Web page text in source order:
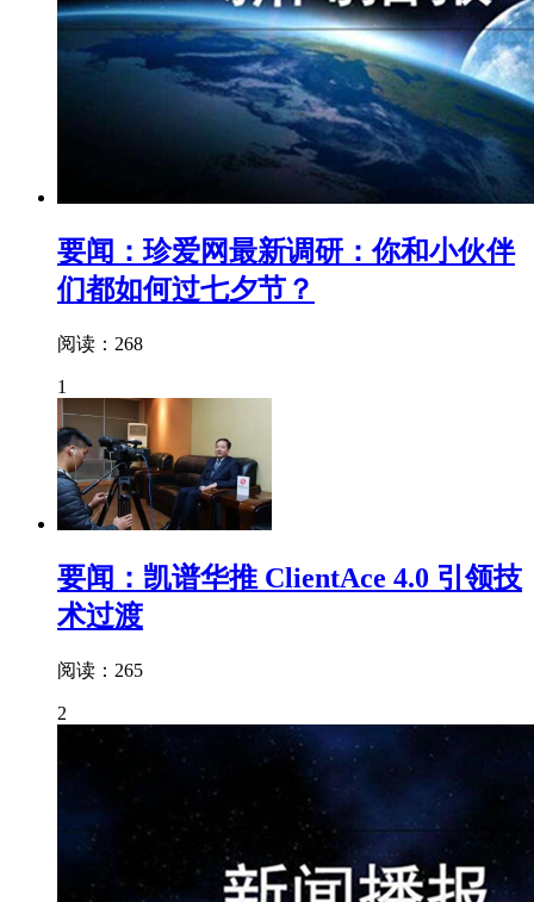
要闻：珍爱网最新调研：你和小伙伴
们都如何过七夕节？
阅读：268
1
要闻：凯谱华推 ClientAce 4.0 引领技
术过渡
阅读：265
2